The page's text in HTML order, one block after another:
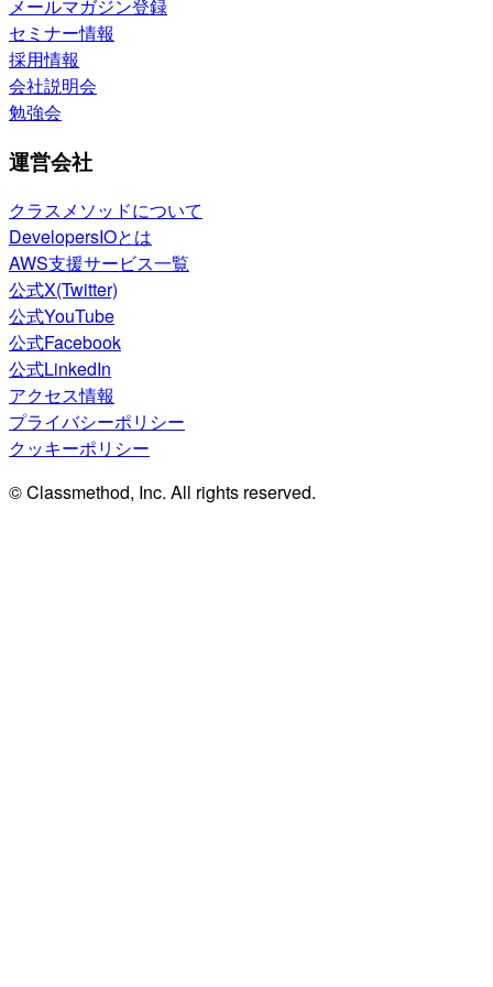
メールマガジン登録
セミナー情報
採用情報
会社説明会
勉強会
運営会社
クラスメソッドについて
DevelopersIOとは
AWS支援サービス一覧
公式X(Twitter)
公式YouTube
公式Facebook
公式LinkedIn
アクセス情報
プライバシーポリシー
クッキーポリシー
© Classmethod, Inc. All rights reserved.